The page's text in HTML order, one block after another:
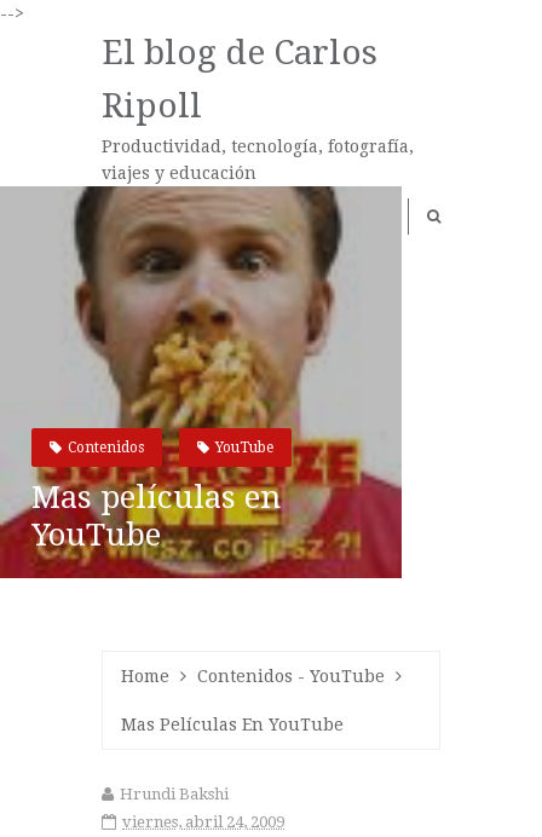
-->
El blog de Carlos
Ripoll
Productividad, tecnología, fotografía,
viajes y educación
Contenidos YouTube
Mas películas en
YouTube
Home Contenidos - YouTube
Mas Películas En YouTube
Hrundi Bakshi
viernes, abril 24, 2009